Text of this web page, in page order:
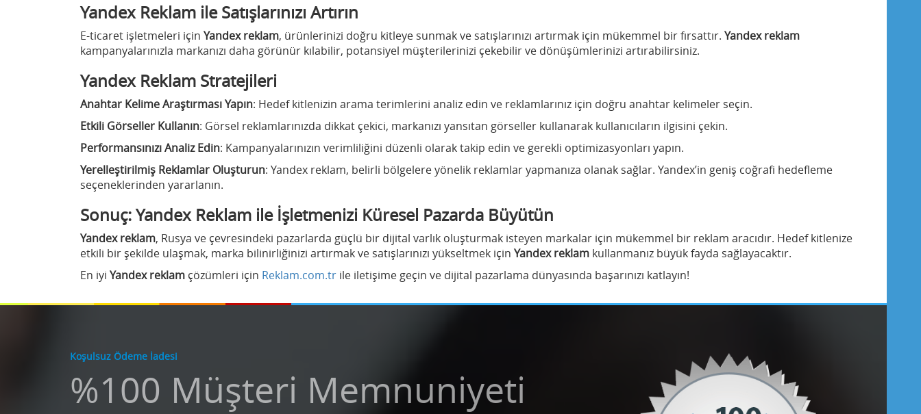
Yandex Reklam ile Satışlarınızı Artırın
E-ticaret işletmeleri için Yandex reklam, ürünlerinizi doğru kitleye sunmak ve satışlarınızı artırmak için mükemmel bir fırsattır. Yandex reklam
kampanyalarınızla markanızı daha görünür kılabilir, potansiyel müşterilerinizi çekebilir ve dönüşümlerinizi artırabilirsiniz.
Yandex Reklam Stratejileri
Anahtar Kelime Araştırması Yapın: Hedef kitlenizin arama terimlerini analiz edin ve reklamlarınız için doğru anahtar kelimeler seçin.
Etkili Görseller Kullanın: Görsel reklamlarınızda dikkat çekici, markanızı yansıtan görseller kullanarak kullanıcıların ilgisini çekin.
Performansınızı Analiz Edin: Kampanyalarınızın verimliliğini düzenli olarak takip edin ve gerekli optimizasyonları yapın.
Yerelleştirilmiş Reklamlar Oluşturun: Yandex reklam, belirli bölgelere yönelik reklamlar yapmanıza olanak sağlar. Yandex’in geniş coğrafi hedefleme
seçeneklerinden yararlanın.
Sonuç: Yandex Reklam ile İşletmenizi Küresel Pazarda Büyütün
Yandex reklam, Rusya ve çevresindeki pazarlarda güçlü bir dijital varlık oluşturmak isteyen markalar için mükemmel bir reklam aracıdır. Hedef kitlenize
etkili bir şekilde ulaşmak, marka bilinirliğinizi artırmak ve satışlarınızı yükseltmek için Yandex reklam kullanmanız büyük fayda sağlayacaktır.
En iyi Yandex reklam çözümleri için Reklam.com.tr ile iletişime geçin ve dijital pazarlama dünyasında başarınızı katlayın!
Koşulsuz Ödeme İadesi
%100 Müşteri Memnuniyeti